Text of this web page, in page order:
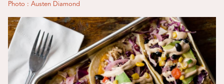
Photo : Austen Diamond